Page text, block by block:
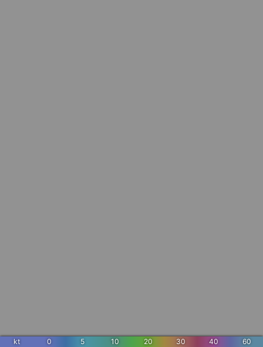
kt 0 5 10 20 30 40 60